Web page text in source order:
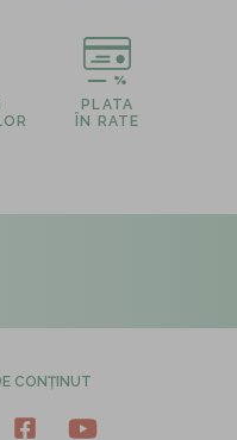
PLATA
ÎN RATE
CONȚINUT